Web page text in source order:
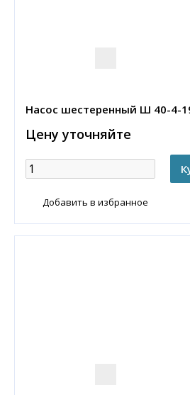
Насос шестеренный Ш 40-4-
Цену уточняйте
Добавить в избранное